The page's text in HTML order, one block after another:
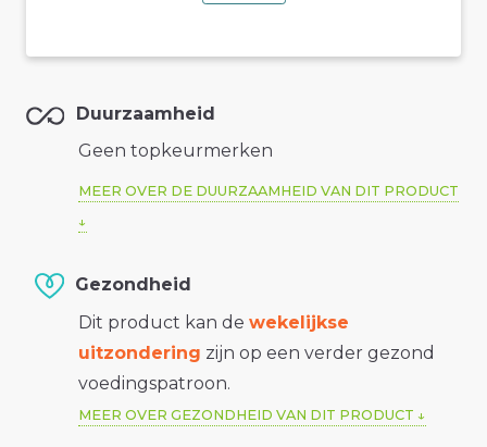
Duurzaamheid
Geen topkeurmerken
MEER OVER DE DUURZAAMHEID VAN DIT PRODUCT
Gezondheid
Dit product kan de wekelijkse
uitzondering zijn op een verder gezond
voedingspatroon.
MEER OVER GEZONDHEID VAN DIT PRODUCT